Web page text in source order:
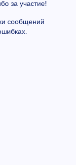
за участие!
сообщений